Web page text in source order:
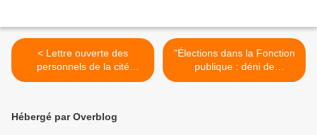
< Lettre ouverte des
personnels de la cité
scolaire Jean Moulin,
(Source : site du SGEN-
"Élections dans la Fonction
publique : déni de
démocratie sociale !"
Hébergé par Overblog